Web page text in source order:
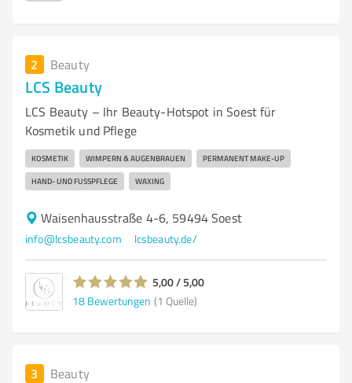
2 Beauty
LCS Beauty
LCS Beauty – Ihr Beauty-Hotspot in Soest für
Kosmetik und Pflege
KOSMETIK WIMPERN & AUGENBRAUEN PERMANENT MAKE-UP
HAND- UND FUSSPFLEGE WAXING
Waisenhausstraße 4-6, 59494 Soest
info@lcsbeauty.com lcsbeauty.de/
5,00 / 5,00
18 Bewertungen (1 Quelle)
3 Beauty